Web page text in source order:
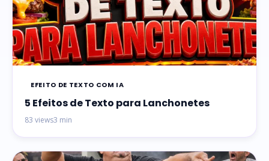
EFEITO DE TEXTO COM IA
5 Efeitos de Texto para Lanchonetes
83 views3 min